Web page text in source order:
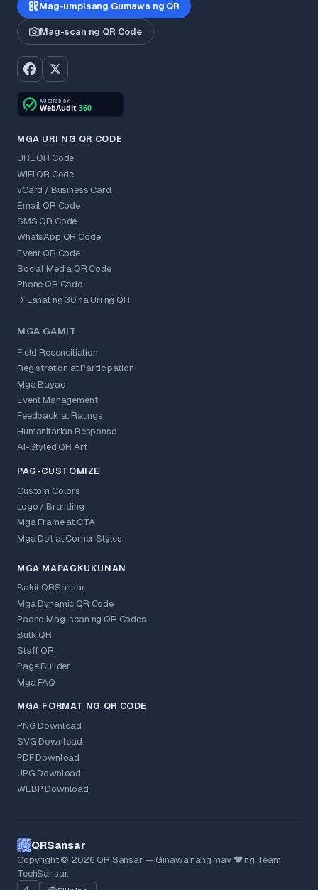
Mag-umpisang Gumawa ng QR
Mag-scan ng QR Code
MGA URI NG QR CODE
URL QR Code
WiFi QR Code
vCard / Business Card
Email QR Code
SMS QR Code
WhatsApp QR Code
Event QR Code
Social Media QR Code
Phone QR Code
→ Lahat ng 30 na Uri ng QR
MGA GAMIT
Field Reconciliation
Registration at Participation
Mga Bayad
Event Management
Feedback at Ratings
Humanitarian Response
AI-Styled QR Art
PAG-CUSTOMIZE
Custom Colors
Logo / Branding
Mga Frame at CTA
Mga Dot at Corner Styles
MGA MAPAGKUKUNAN
Bakit QRSansar
Mga Dynamic QR Code
Paano Mag-scan ng QR Codes
Bulk QR
Staff QR
Page Builder
Mga FAQ
MGA FORMAT NG QR CODE
PNG Download
SVG Download
PDF Download
JPG Download
WEBP Download
QRSansar
Copyright © 2026 QR Sansar — Ginawa nang may ❤ ng Team
TechSansar.